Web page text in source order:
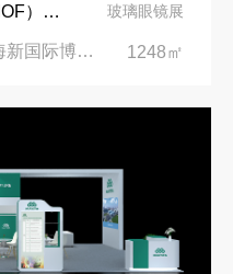
中国国际眼镜业展览会（SIOF）‌展台设计搭建-眼镜业巨头依视路陆逊梯卡 玻璃眼镜展
中国国际眼镜业展览会|上海新国际博览中心‌ 1248㎡